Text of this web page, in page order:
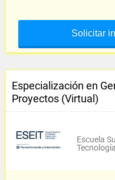
Solicitar
Especialización en
Proyectos (Virtual)
Escuela
Tecnología